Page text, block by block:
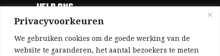
Privacyvoorkeuren
We gebruiken cookies om de goede werking van de
website te garanderen, het aantal bezoekers te meten
HELP ONS
Aangezien we volledig zelf gefinancierd zijn
(zonder subsidies, zonder commerciële